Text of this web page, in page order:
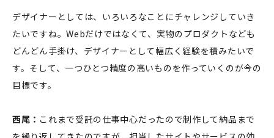
デザイナーとしては、いろいろなことにチャレンジしていき
たいですね。Webだけではなくて、実物のプロダクトなども
どんどん手掛け、デザイナーとして幅広く経験を積みたいで
す。そして、一つひとつ精度の高いものを作っていくのが今の
目標です。
西尾： これまで受託の仕事中心だったので制作して納品まで